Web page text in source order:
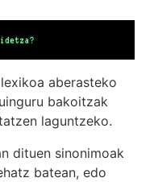
lexikoa aberasteko
bakoitzak
laguntzeko.
dituen sinonimoak
batean, edo